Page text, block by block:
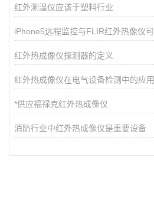
红外测温仪应该于塑料行业
红外热成像仪探测器的定义
红外热成像仪在电气设备检测中的应用
*供应福禄克红外热成像仪
消防行业中红外热成像仪是重要设备